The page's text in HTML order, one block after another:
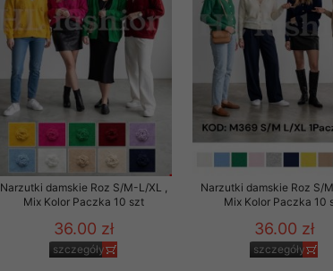
Narzutki damskie Roz S/M-L/XL ,
Mix Kolor Paczka 10 szt
36.00 zł
szczegóły
Narzutki damskie Roz S/
Mix Kolor Paczka 10
36.00 zł
szczegóły